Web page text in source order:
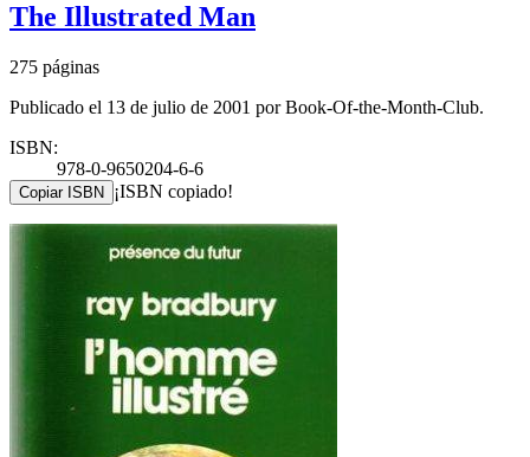
The Illustrated Man
275 páginas
Publicado el 13 de julio de 2001 por Book-Of-the-Month-Club.
ISBN:
978-0-9650204-6-6
Copiar ISBN ¡ISBN copiado!